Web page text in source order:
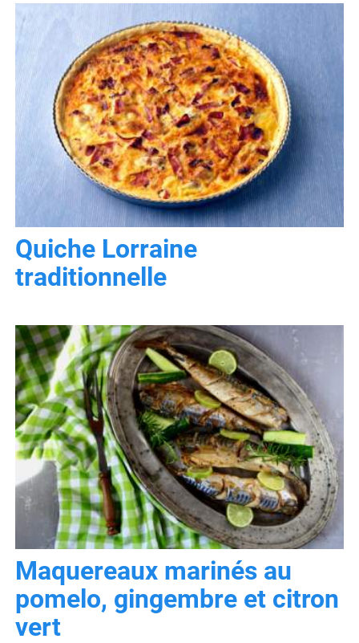
Quiche Lorraine
traditionnelle
Maquereaux marinés au
pomelo, gingembre et citron
vert